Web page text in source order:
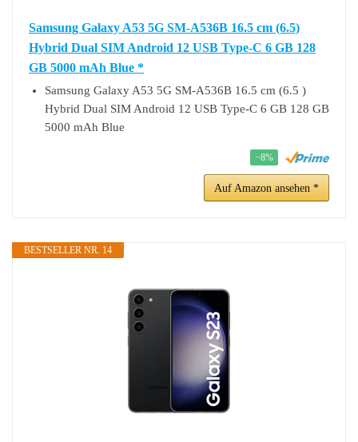
Samsung Galaxy A53 5G SM-A536B 16.5 cm (6.5)
Hybrid Dual SIM Android 12 USB Type-C 6 GB 128
GB 5000 mAh Blue *
Samsung Galaxy A53 5G SM-A536B 16.5 cm (6.5 )
Hybrid Dual SIM Android 12 USB Type-C 6 GB 128 GB
5000 mAh Blue
−8%
Auf Amazon ansehen *
BESTSELLER NR. 14